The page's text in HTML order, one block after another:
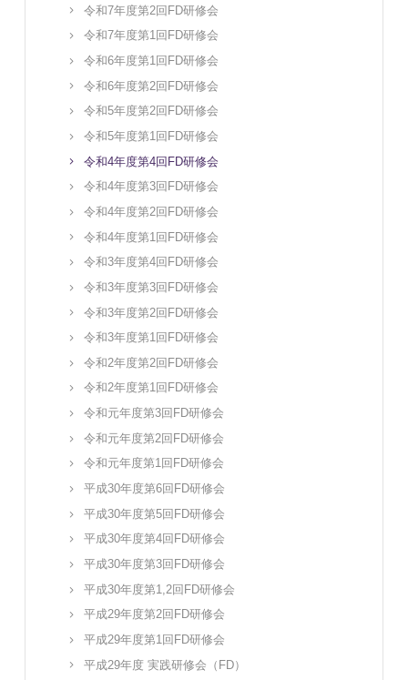
令和7年度第2回FD研修会
令和7年度第1回FD研修会
令和6年度第1回FD研修会
令和6年度第2回FD研修会
令和5年度第2回FD研修会
令和5年度第1回FD研修会
令和4年度第4回FD研修会
令和4年度第3回FD研修会
令和4年度第2回FD研修会
令和4年度第1回FD研修会
令和3年度第4回FD研修会
令和3年度第3回FD研修会
令和3年度第2回FD研修会
令和3年度第1回FD研修会
令和2年度第2回FD研修会
令和2年度第1回FD研修会
令和元年度第3回FD研修会
令和元年度第2回FD研修会
令和元年度第1回FD研修会
平成30年度第6回FD研修会
平成30年度第5回FD研修会
平成30年度第4回FD研修会
平成30年度第3回FD研修会
平成30年度第1,2回FD研修会
平成29年度第2回FD研修会
平成29年度第1回FD研修会
平成29年度 実践研修会（FD）